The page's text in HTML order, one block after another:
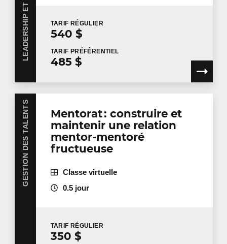
équipe pour amener l'entreprise plus loin.
TARIF RÉGULIER
540 $
TARIF PRÉFÉRENTIEL
485 $
GESTION DES TALENTS
Mentorat : construire et
maintenir une relation
mentor-mentoré
fructueuse
Classe virtuelle
0.5 jour
TARIF RÉGULIER
350 $